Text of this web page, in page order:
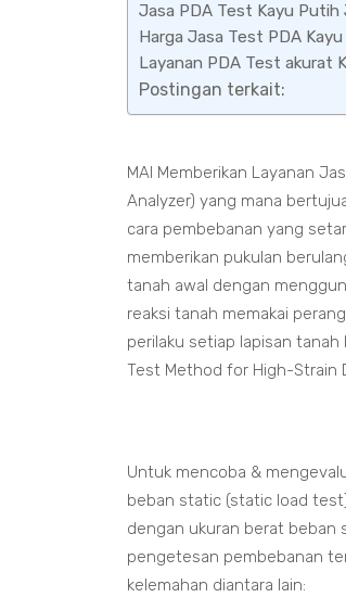
Jasa PDA Test Kayu Putih
Harga Jasa Test PDA
Layanan PDA Test akurat
Postingan terkait:
MAI Memberikan Layanan
Analyzer) yang mana
cara pembebanan yang
memberikan pukulan
tanah awal dengan
reaksi tanah memakai
perilaku setiap lapisan
Test Method for High-Strain
Untuk mencoba &
beban static (static load
dengan ukuran berat beban
pengetesan pembebanan
kelemahan diantara lain: